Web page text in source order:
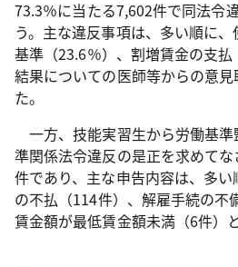
73.3％に当たる7,602件で同法令
う。主な違反事項は、多い順に
基準（23.6％）、割増賃金の支
結果についての医師等からの意
た。
一方、技能実習生から労働基
準関係法令違反の是正を求めて
件であり、主な申告内容は、多
の不払（114件）、解雇手続の不
賃金額が最低賃金額未満（6件）